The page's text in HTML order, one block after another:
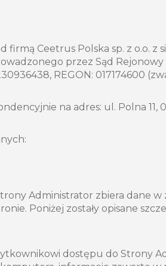
Ceetrus Polska sp. z o.o. z
przez Sąd
REGON: 017174600
na adres: ul. Polna
Administrator zbiera dane
Poniżej zostały opisane
dostępu do Strony